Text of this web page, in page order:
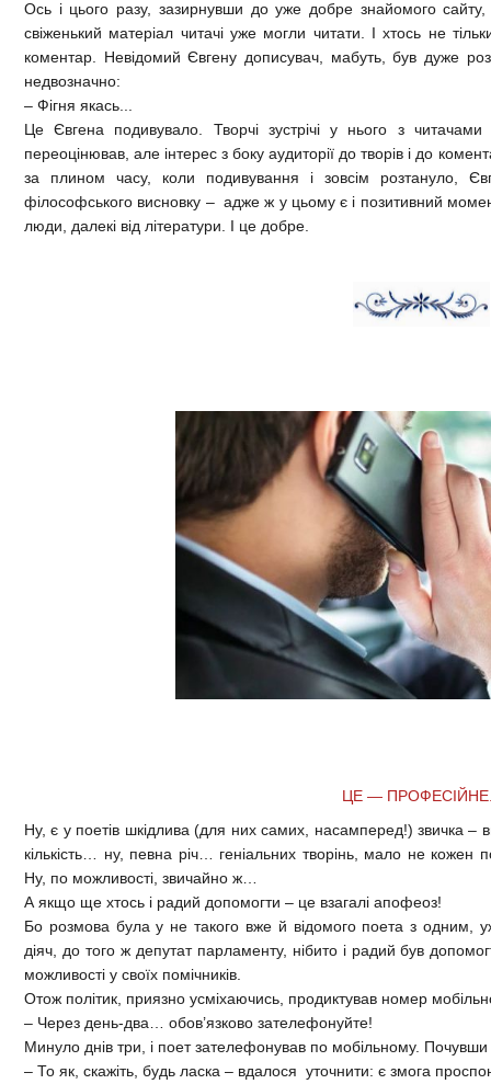
Ось і цього разу, зазирнувши до уже добре знайомого сайту,
свіженький матеріал читачі уже могли читати. І хтось не
коментар. Невідомий Євгену дописувач, мабуть, був дуже
недвозначно:
– Фігня якась...
Це Євгена подивувало. Творчі зустрічі у нього з
переоцінював, але інтерес з боку аудиторії до творів і до
за плином часу, коли подивування і зовсім розтануло,
філософського висновку – адже ж у цьому є і позитивний
люди, далекі від літератури. І це добре.
ЦЕ —
Ну, є у поетів шкідлива (для них самих, насамперед!) звичка –
кількість… ну, певна річ… геніальних творінь, мало не
Ну, по можливості, звичайно ж…
А якщо ще хтось і радий допомогти – це взагалі апофеоз!
Бо розмова була у не такого вже й відомого поета з одним,
діяч, до того ж депутат парламенту, нібито і радий був
можливості у своїх помічників.
Отож політик, приязно усміхаючись, продиктував номер
– Через день-два… обов’язково зателефонуйте!
Минуло днів три, і поет зателефонував по мобільному. Почувши
– То як, скажіть, будь ласка – вдалося уточнити: є змога